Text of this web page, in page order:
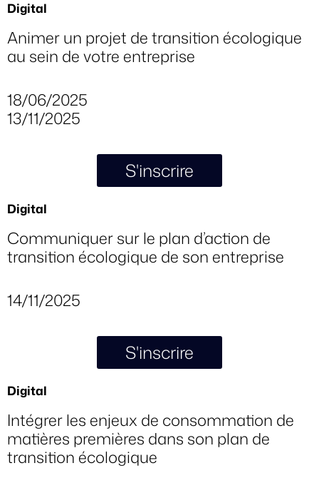
Digital
Animer un projet de transition écologique
au sein de votre entreprise
18/06/2025
13/11/2025
S'inscrire
Digital
Communiquer sur le plan d’action de
transition écologique de son entreprise
14/11/2025
S'inscrire
Digital
Intégrer les enjeux de consommation de
matières premières dans son plan de
transition écologique